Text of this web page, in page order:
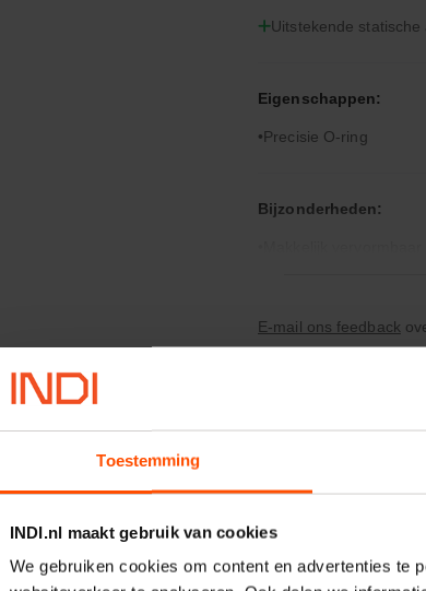
Toestemming
INDI.nl maakt gebruik van cookies
We gebruiken cookies om content en advertenties te
Uitstekende
Eigenschappen:
Precisie O-ring
Bijzonderheden:
Toepassingsgebied:
E-mail ons feedback